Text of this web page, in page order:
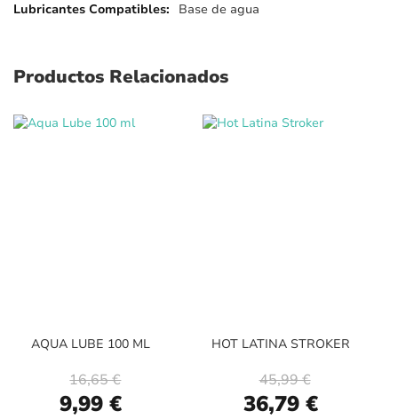
Base de agua
Productos Relacionados
AQUA LUBE 100 ML
Special
Price
9,99 €
16,65 €
HOT LATINA STROKER
Special
Price
36,79 €
45,99 €